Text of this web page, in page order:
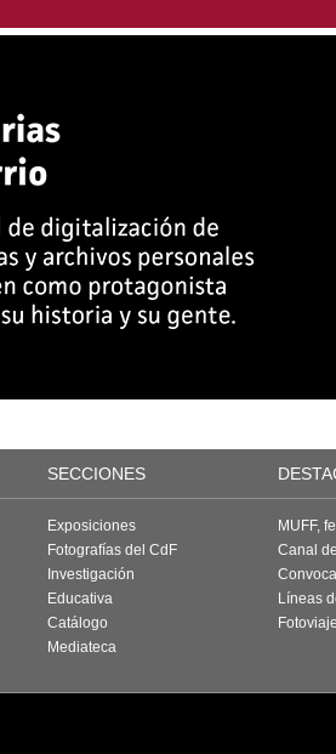
SECCIONES
Exposiciones
Fotografías del CdF
Investigación
Educativa
Catálogo
Mediateca
MUFF,
Canal
Líneas